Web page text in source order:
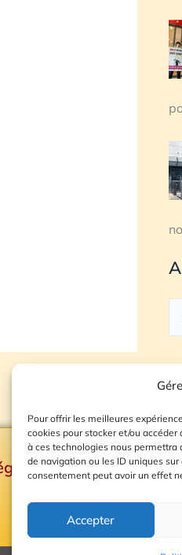
Pour offrir les meilleures
cookies pour stocker et/ou
à ces technologies nous
de navigation ou les ID uniques
consentement peut avoir un effet
Accepter
Plan du site